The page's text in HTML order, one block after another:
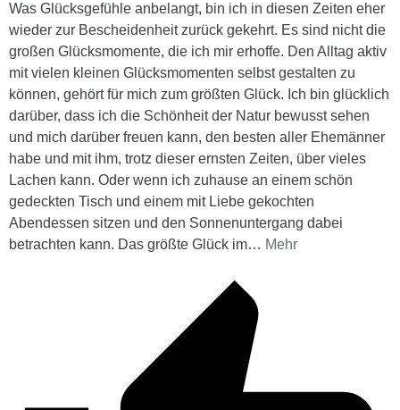
Was Glücksgefühle anbelangt, bin ich in diesen Zeiten eher
wieder zur Bescheidenheit zurück gekehrt. Es sind nicht die
großen Glücksmomente, die ich mir erhoffe. Den Alltag aktiv
mit vielen kleinen Glücksmomenten selbst gestalten zu
können, gehört für mich zum größten Glück. Ich bin glücklich
darüber, dass ich die Schönheit der Natur bewusst sehen
und mich darüber freuen kann, den besten aller Ehemänner
habe und mit ihm, trotz dieser ernsten Zeiten, über vieles
Lachen kann. Oder wenn ich zuhause an einem schön
gedeckten Tisch und einem mit Liebe gekochten
Abendessen sitzen und den Sonnenuntergang dabei
betrachten kann. Das größte Glück im… Mehr